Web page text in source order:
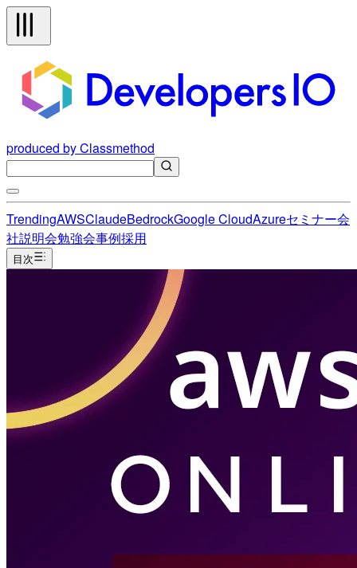
produced by Classmethod
TrendingAWSClaudeBedrockGoogle CloudAzureセミナー会
社説明会勉強会事例採用
目次